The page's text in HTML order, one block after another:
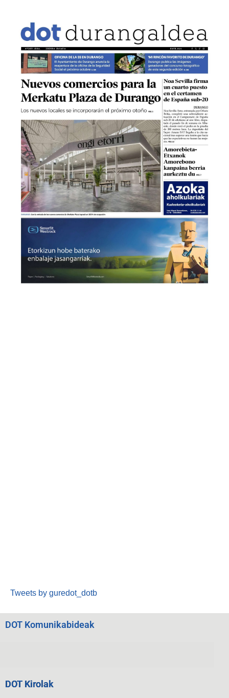
Tweets by guredot_dotb
DOT Komunikabideak
DOT Kirolak